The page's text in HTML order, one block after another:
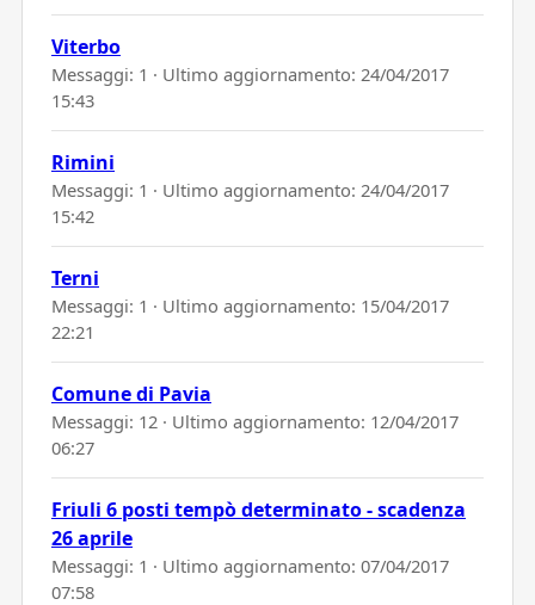
Viterbo
Messaggi: 1 · Ultimo aggiornamento: 24/04/2017
15:43
Rimini
Messaggi: 1 · Ultimo aggiornamento: 24/04/2017
15:42
Terni
Messaggi: 1 · Ultimo aggiornamento: 15/04/2017
22:21
Comune di Pavia
Messaggi: 12 · Ultimo aggiornamento: 12/04/2017
06:27
Friuli 6 posti tempò determinato - scadenza
26 aprile
Messaggi: 1 · Ultimo aggiornamento: 07/04/2017
07:58